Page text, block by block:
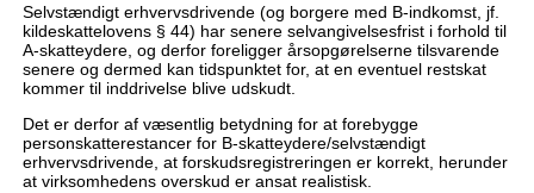
Selvstændigt erhvervsdrivende (og borgere med B-indkomst, jf.
kildeskattelovens § 44) har senere selvangivelsesfrist i forhold til
A-skatteydere, og derfor foreligger årsopgørelserne tilsvarende
senere og dermed kan tidspunktet for, at en eventuel restskat
kommer til inddrivelse blive udskudt.
Det er derfor af væsentlig betydning for at forebygge
personskatterestancer for B-skatteydere/selvstændigt
erhvervsdrivende, at forskudsregistreringen er korrekt, herunder
at virksomhedens overskud er ansat realistisk.